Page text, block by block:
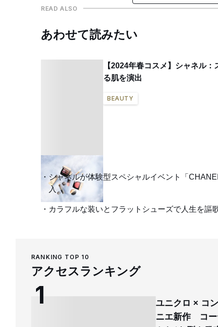
READ ALSO
あわせて読みたい
【2024年春コスメ】シャネル
る肌を演出
BEAUTY
シャネルが体験型スペシャルイベント「
入
カラフルな装いとフラットシューズで人生を謳
RANKING TOP 10
アクセスランキング
ユニクロ × コ
ニエ新作 コー